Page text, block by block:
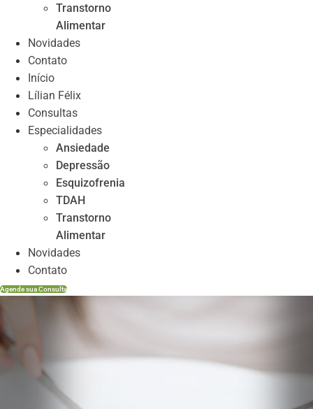
Transtorno
Alimentar
Novidades
Contato
Início
Lílian Félix
Consultas
Especialidades
Ansiedade
Depressão
Esquizofrenia
TDAH
Transtorno
Alimentar
Novidades
Contato
Agende sua Consulta